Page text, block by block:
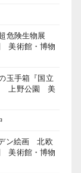
危険生物展
美術館・博物
玉手箱『国立
上野公園 美
ン絵画 北欧
美術館・博物